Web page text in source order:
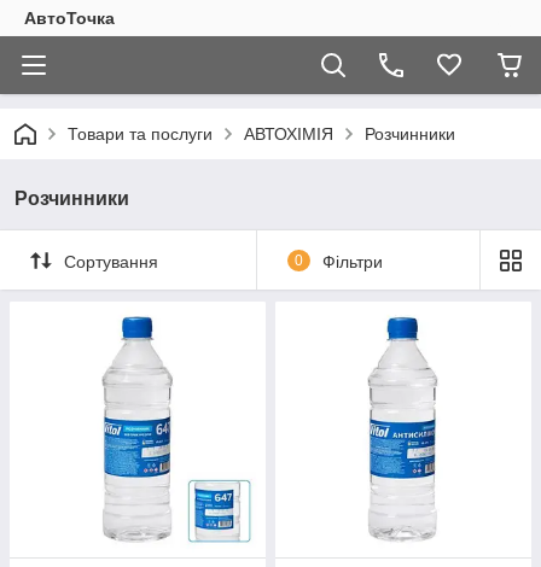
АвтоТочка
Товари та послуги АВТОХІМІЯ Розчинники
Розчинники
Сортування 0 Фільтри